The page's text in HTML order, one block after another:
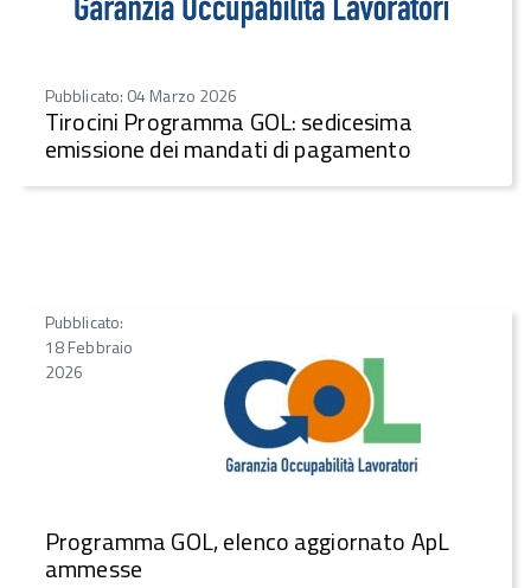
Pubblicato: 04 Marzo 2026
Tirocini Programma GOL: sedicesima
emissione dei mandati di pagamento
Pubblicato:
18 Febbraio
2026
Programma GOL, elenco aggiornato ApL
ammesse